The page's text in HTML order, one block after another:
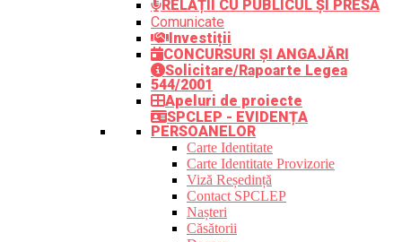
RELAȚII CU PUBLICUL ȘI PRESA
Comunicate
Investiții
CONCURSURI ȘI ANGAJĂRI
Solicitare/Rapoarte Legea
544/2001
Apeluri de proiecte
SPCLEP - EVIDENȚA
PERSOANELOR
Carte Identitate
Carte Identitate Provizorie
Viză Reședință
Contact SPCLEP
Nașteri
Căsătorii